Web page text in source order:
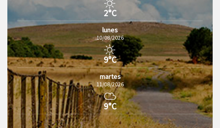
2°C
lunes
10/08/2026
9°C
martes
11/08/2026
9°C